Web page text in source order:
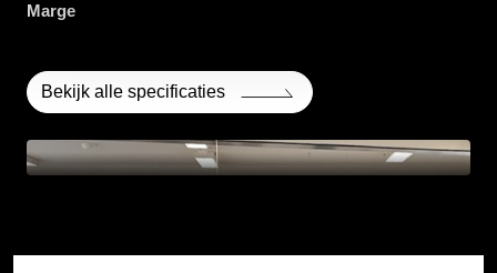
Marge
Bekijk alle specificaties